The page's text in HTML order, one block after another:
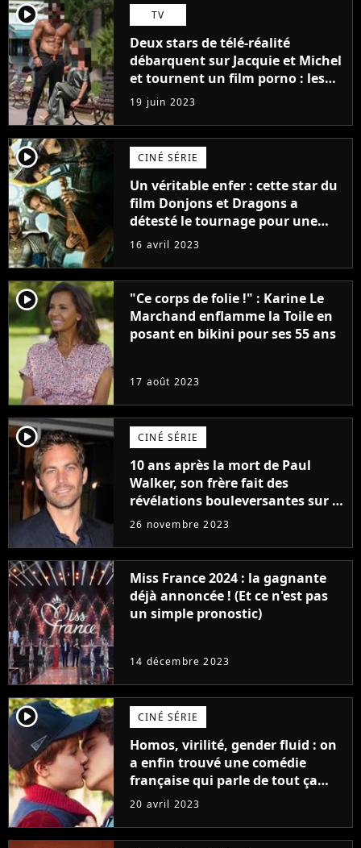
player2 TV
Deux stars de télé-réalité
débarquent sur Jacquie et Michel
et tournent un film porno : les
premières images du tournage
(exclu)
19 juin 2023
player2 CINÉ SÉRIE
Un véritable enfer : cette star du
film Donjons et Dragons a
détesté le tournage pour une
raison très spéciale
16 avril 2023
player2
"Ce corps de folie !" : Karine Le
Marchand enflamme la Toile en
posant en bikini pour ses 55 ans
17 août 2023
player2 CINÉ SÉRIE
10 ans après la mort de Paul
Walker, son frère fait des
révélations bouleversantes sur la
réaction des acteurs de Fast and
26 novembre 2023
Miss France 2024 : la gagnante
déjà annoncée ! (Et ce n'est pas
un simple pronostic)
14 décembre 2023
player2 CINÉ SÉRIE
Homos, virilité, gender fluid : on
a enfin trouvé une comédie
française qui parle de tout ça
sans être super ringarde
20 avril 2023